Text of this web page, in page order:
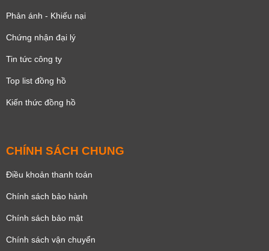
Phản ánh - Khiếu nại
Chứng nhận đại lý
Tin tức công ty
Top list đồng hồ
Kiến thức đồng hồ
CHÍNH SÁCH CHUNG
Điều khoản thanh toán
Chính sách bảo hành
Chính sách bảo mật
Chính sách vận chuyển